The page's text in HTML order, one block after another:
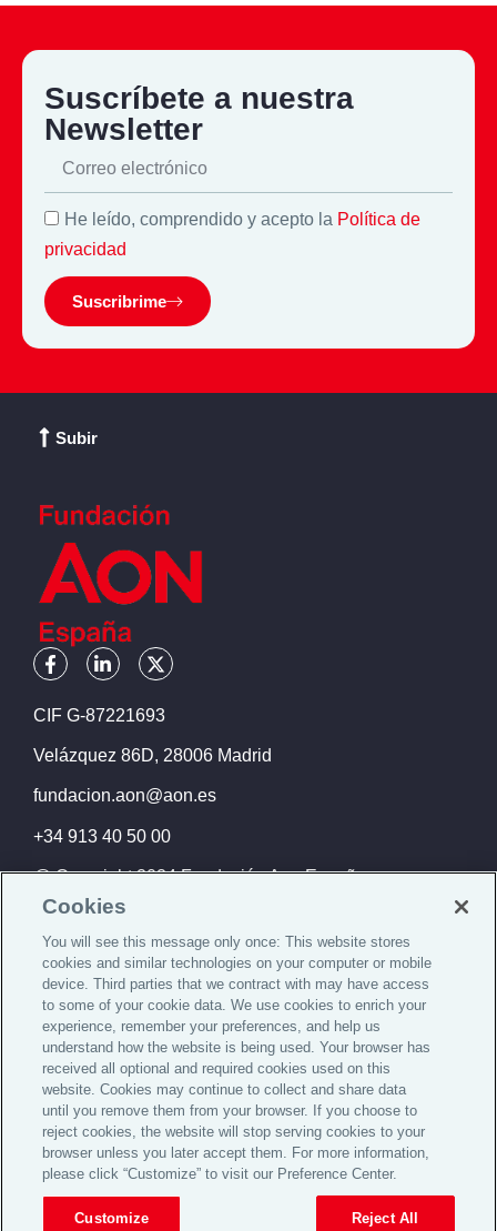
Suscríbete a nuestra
Newsletter
He leído, comprendido y acepto la Política de
privacidad
Suscribrime
Subir
CIF G-87221693
Velázquez 86D, 28006 Madrid
fundacion.aon@aon.es
+34 913 40 50 00
@ Copyright 2024 Fundación Aon España
La Fundación
Nuestros fines
Actualidad
Contacto
Registro de Fundaciones del Ministerio de Sanidad,Servicios
Cookies
You will see this message only once: This website stores
cookies and similar technologies on your computer or mobile
device. Third parties that we contract with may have access
to some of your cookie data. We use cookies to enrich your
experience, remember your preferences, and help us
understand how the website is being used. Your browser has
received all optional and required cookies used on this
website. Cookies may continue to collect and share data
until you remove them from your browser. If you choose to
reject cookies, the website will stop serving cookies to your
browser unless you later accept them. For more information,
please click “Customize” to visit our Preference Center.
Customize Reject All